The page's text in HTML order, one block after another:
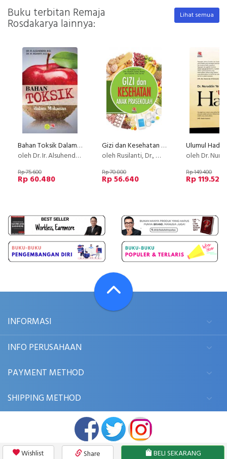
Buku terbitan Remaja
Rosdakarya lainnya:
Lihat semua
Bahan Toksik Dalam Makanan
oleh Dr. Ir. Alsuhendra, M.Si. & Dr. Ir. Ridawa􀆟 , M.Si.
Rp 75.600
Rp 60.480
Gizi dan Kesehatan Anak Prasekolah
oleh Rusilanti, Dr., M.Si., dkk.
Rp 70.800
Rp 56.640
Ulumul Hadis
oleh Dr.
Rp 149.400
Rp 119.520
Wishlist Share BELI SEKARANG
INFORMASI
INFO PERUSAHAAN
PAYMENT METHOD
SHIPPING METHOD
© 2006 - 2026 BUKUKITA.COM